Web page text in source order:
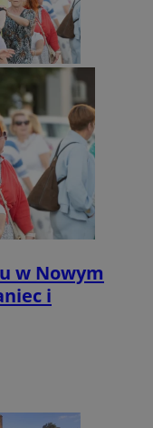
w Nowym
i